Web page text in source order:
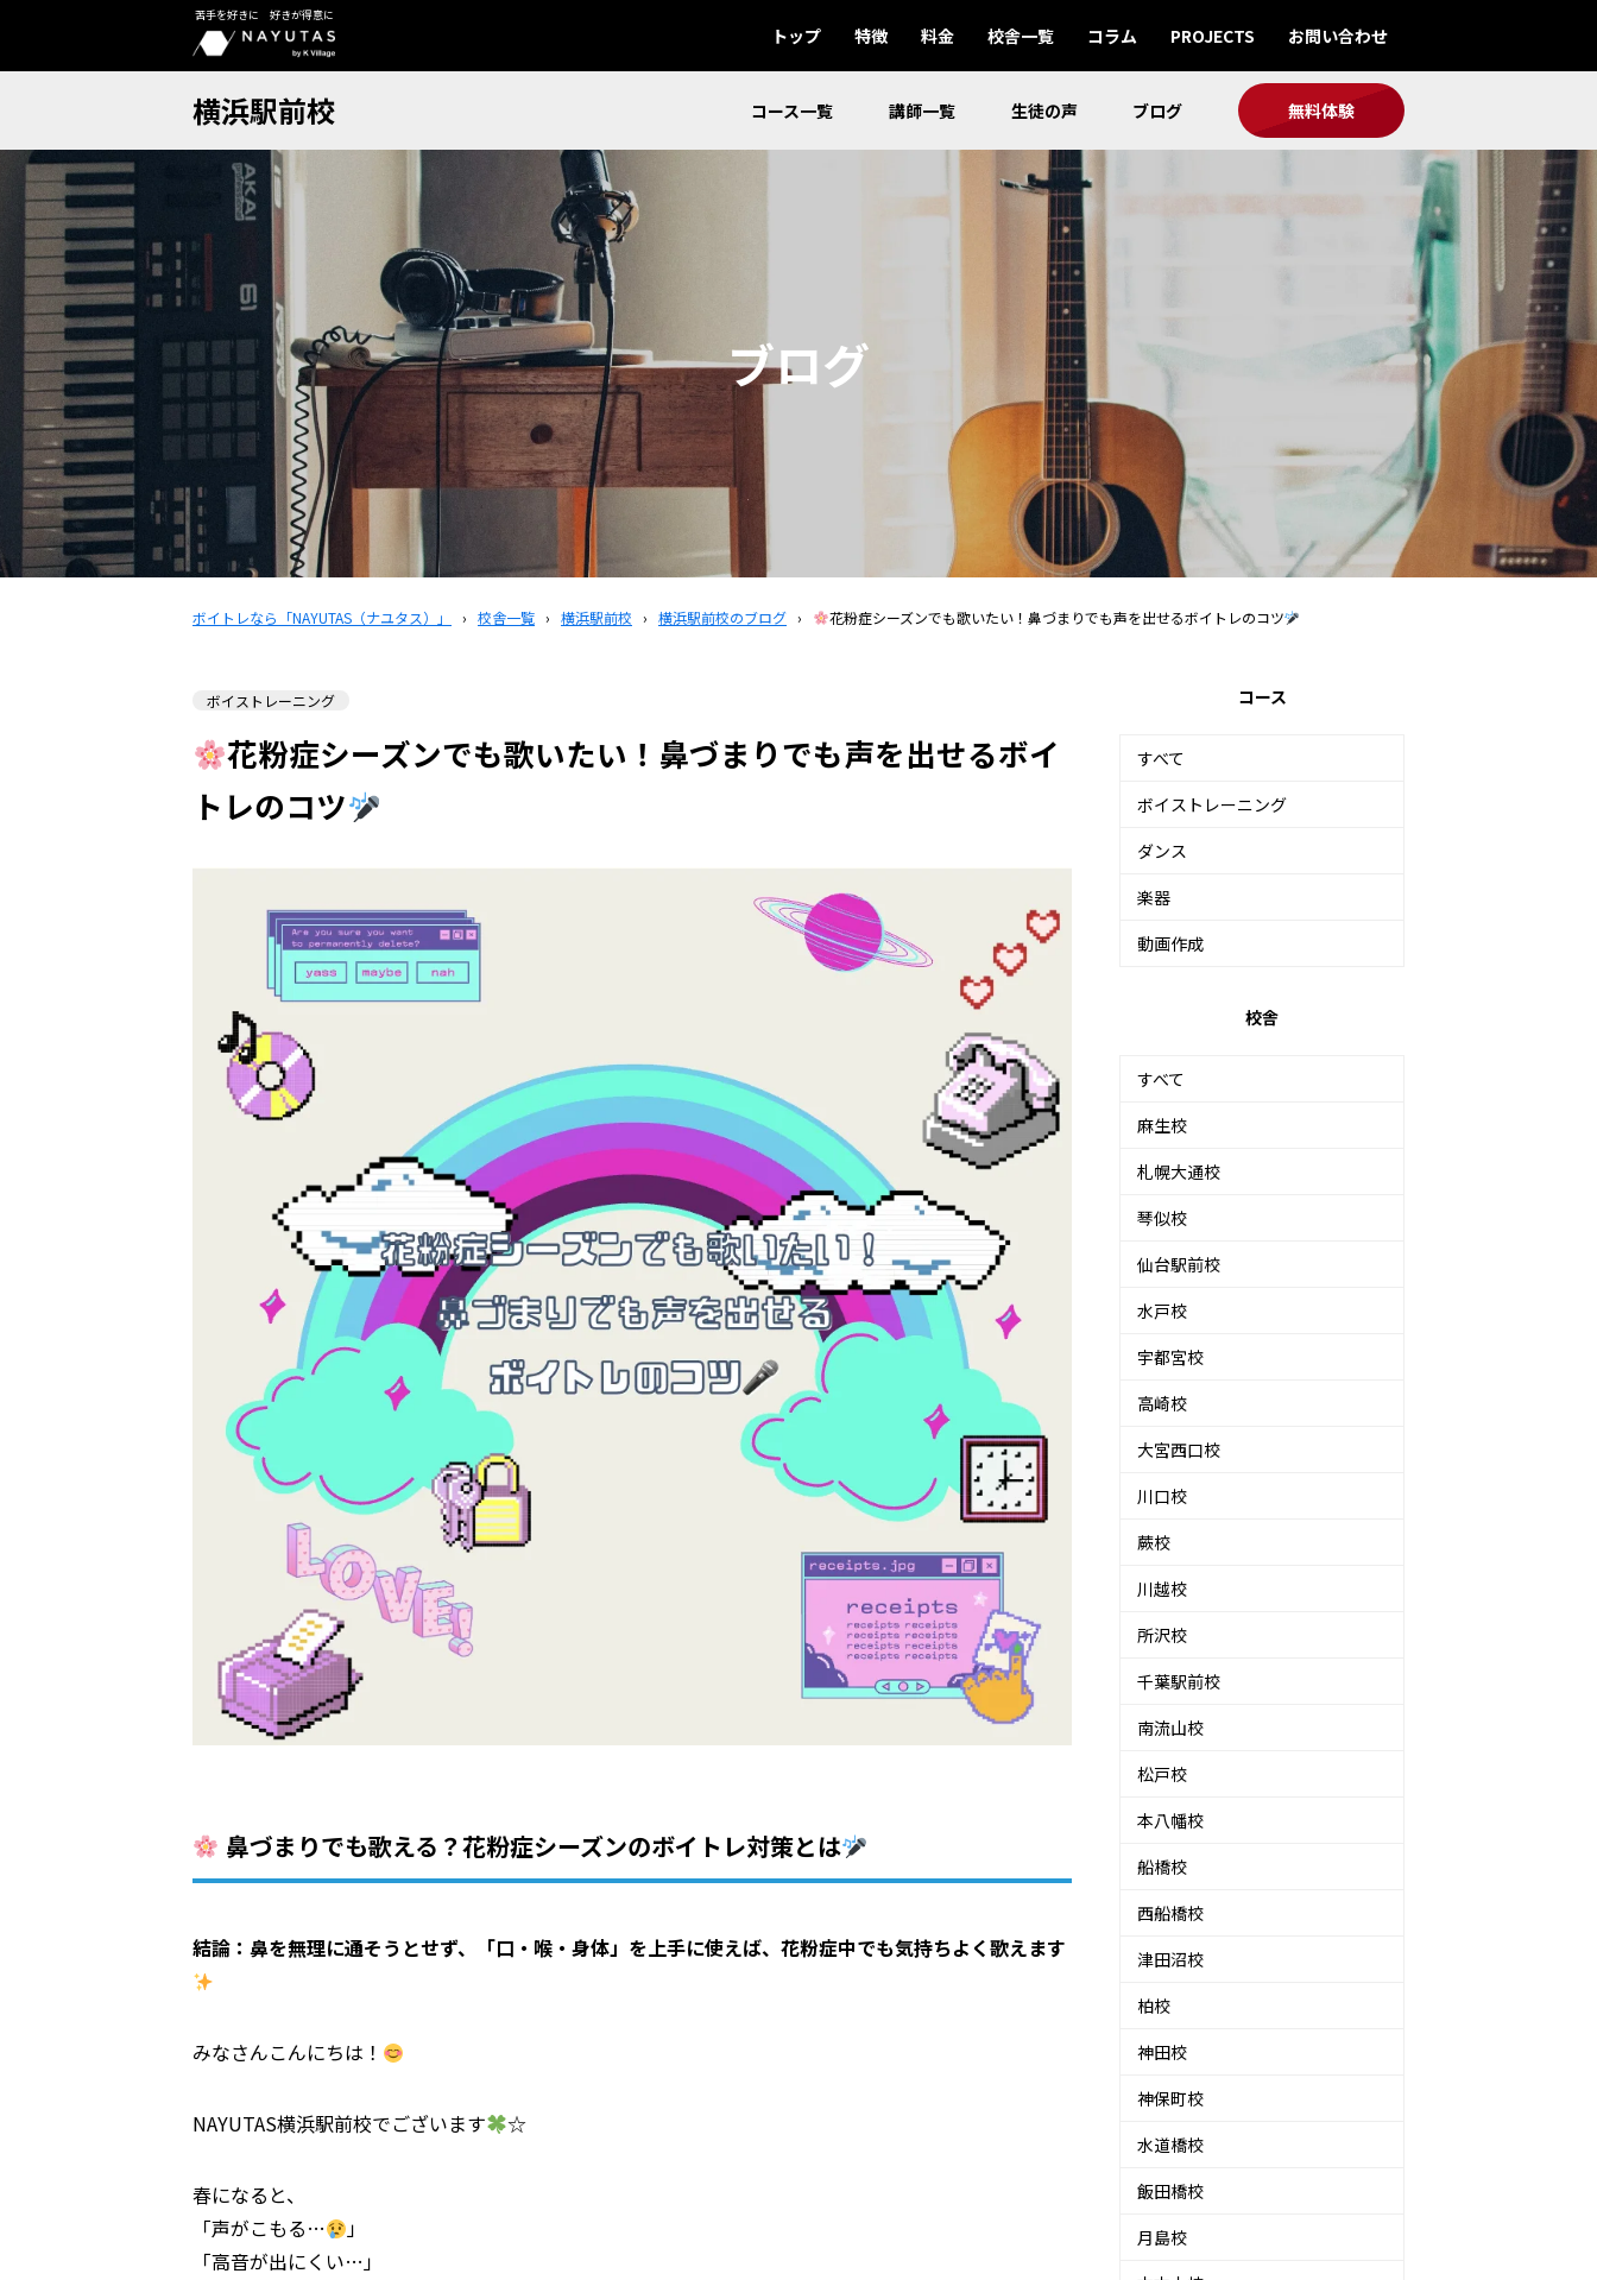
苦手を好きに 好きが得意に
トップ 特徴 料金 校舎一覧 コラム PROJECTS お問い合わせ
横浜駅前校 コース一覧 講師一覧 生徒の声 ブログ 無料体験
ブログ
ボイトレなら「NAYUTAS（ナユタス）」 › 校舎一覧 › 横浜駅前校 › 横浜駅前校のブログ › 花粉症シーズンでも歌いたい！鼻づまりでも声を出せるボイトレのコツ
ボイストレーニング
花粉症シーズンでも歌いたい！鼻づまりでも声を出せるボイ
トレのコツ
鼻づまりでも歌える？花粉症シーズンのボイトレ対策とは
結論：鼻を無理に通そうとせず、「口・喉・身体」を上手に使えば、花粉症中でも気持ちよく歌えます
みなさんこんにちは！
NAYUTAS横浜駅前校でございます ☆
春になると、
「声がこもる…
」
「高音が出にくい…」
コース
すべて
ボイストレーニング
ダンス
楽器
動画作成
校舎
すべて
麻生校
札幌大通校
琴似校
仙台駅前校
水戸校
宇都宮校
高崎校
大宮西口校
川口校
蕨校
川越校
所沢校
千葉駅前校
南流山校
松戸校
本八幡校
船橋校
西船橋校
津田沼校
柏校
神田校
神保町校
水道橋校
飯田橋校
月島校